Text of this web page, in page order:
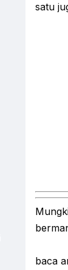
satu
baca